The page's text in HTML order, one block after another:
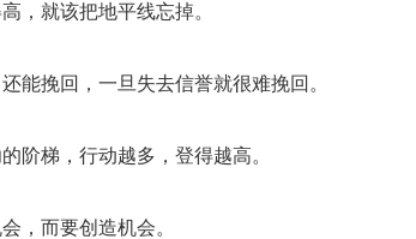
，就该把地平线忘掉。
能挽回，一旦失去信誉就很难挽回。
阶梯，行动越多，登得越高。
，而要创造机会。